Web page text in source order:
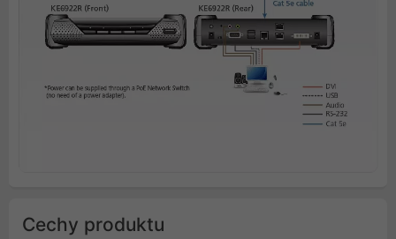
Cechy produktu